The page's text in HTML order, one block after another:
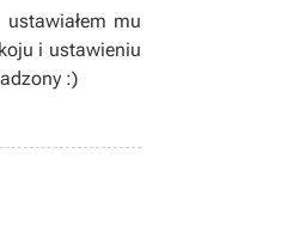
mu
i ustawieniu
:)